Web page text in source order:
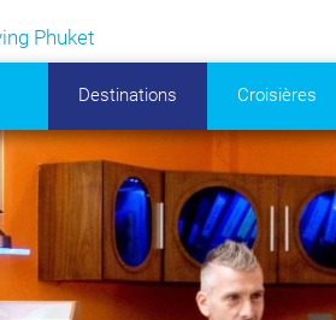
Phuket
Destinations Croisières